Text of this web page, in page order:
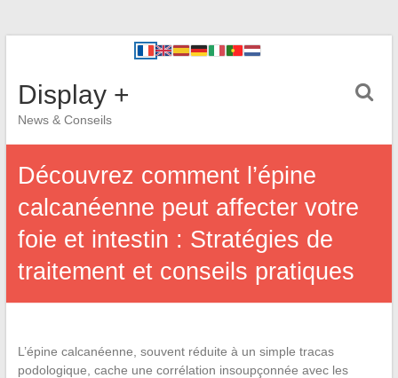
Display +
News & Conseils
Découvrez comment l’épine
calcanéenne peut affecter votre
foie et intestin : Stratégies de
traitement et conseils pratiques
L’épine calcanéenne, souvent réduite à un simple tracas
podologique, cache une corrélation insoupçonnée avec les